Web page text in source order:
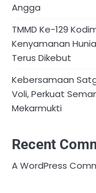
Angga
TMMD Ke-129
Kenyamanan
Terus Dikebut
Kebersamaan
Voli, Perkuat
Mekarmukti
Recent
A WordPress